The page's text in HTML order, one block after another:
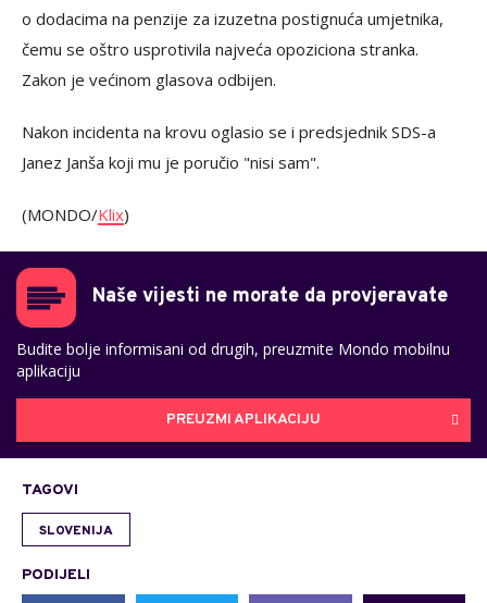
o dodacima na penzije za izuzetna postignuća umjetnika,
čemu se oštro usprotivila najveća opoziciona stranka.
Zakon je većinom glasova odbijen.
Nakon incidenta na krovu oglasio se i predsjednik SDS-a
Janez Janša koji mu je poručio "nisi sam".
(MONDO/Klix)
Naše vijesti ne morate da provjeravate
Budite bolje informisani od drugih, preuzmite Mondo mobilnu
aplikaciju
PREUZMI APLIKACIJU
TAGOVI
SLOVENIJA
PODIJELI